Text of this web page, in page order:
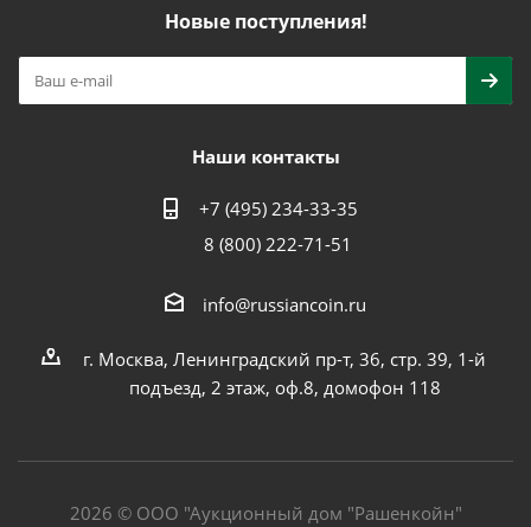
Новые поступления!
Наши контакты
+7 (495) 234-33-35
8 (800) 222-71-51
info@russiancoin.ru
г. Москва, Ленинградский пр-т, 36, стр. 39, 1-й
подъезд, 2 этаж, оф.8, домофон 118
2026 © ООО "Аукционный дом "Рашенкойн"